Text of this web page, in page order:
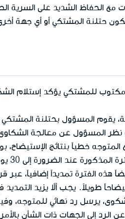
مع الحفاظ الشديد على السرية
حتلنة المشتكي أو أي جهة
يقوم المسؤول بحتلنة
المسؤول عن معالجة
الإستيضاح، بوقت لا يزيد عن 30 يوماً من تاريخ
إلى 30 يوماً إضافياً، شريطة إبلاغ ذلك للمتوجه خطياً.
هذه الفترة تمديداً إضافياً،
طويلاً. يجب ألاّ يزيد التمديد في كل
يرسَل رد نهائي للمتوجه،
إلى الجهات ذات الشأن